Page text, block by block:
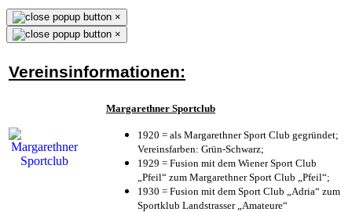
×
×
Vereinsinformationen:
Margarethner Sportclub
1920 = als Margarethner Sport Club gegründet;
Vereinsfarben: Grün-Schwarz;
1929 = Fusion mit dem Wiener Sport Club
„Pfeil“ zum Margarethner Sport Club „Pfeil“;
1930 = Fusion mit dem Sport Club „Adria“ zum
Sportklub Landstrasser „Amateure“